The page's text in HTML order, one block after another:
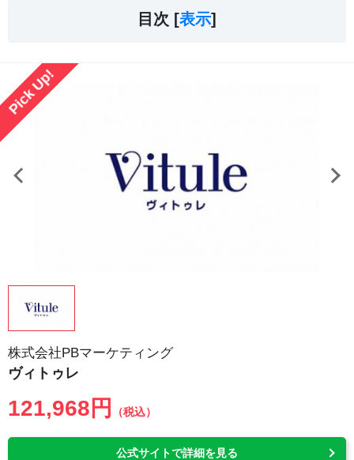
目次 [表示]
Pick Up!
株式会社PBマーケティング
ヴィトゥレ
121,968円 （税込）
公式サイトで詳細を見る